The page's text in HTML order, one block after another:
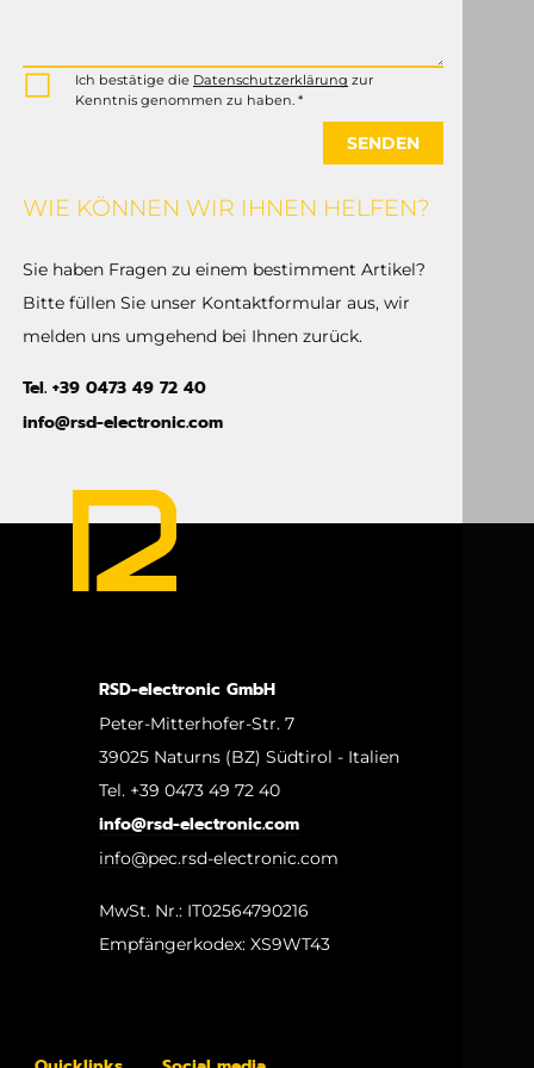
Ich bestätige die Datenschutzerklärung zur
Kenntnis genommen zu haben. *
SENDEN
WIE KÖNNEN WIR IHNEN HELFEN?
Sie haben Fragen zu einem bestimment Artikel?
Bitte füllen Sie unser Kontaktformular aus, wir
melden uns umgehend bei Ihnen zurück.
Tel. +39 0473 49 72 40
info@rsd-electronic.com
RSD-electronic GmbH
Peter-Mitterhofer-Str. 7
39025 Naturns (BZ) Südtirol - Italien
Tel. +39 0473 49 72 40
info@rsd-electronic.com
info@pec.rsd-electronic.com
MwSt. Nr.: IT02564790216
Empfängerkodex: XS9WT43